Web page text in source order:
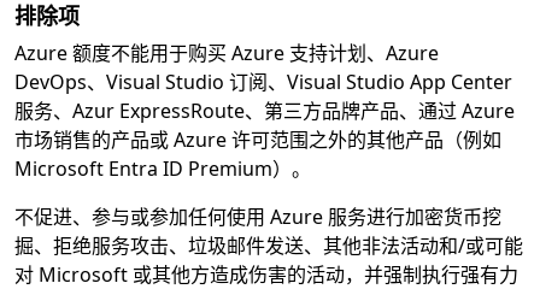
排除项
Azure 额度不能用于购买 Azure 支持计划、Azure
DevOps、Visual Studio 订阅、Visual Studio App Center
服务、Azur ExpressRoute、第三方品牌产品、通过 Azure
市场销售的产品或 Azure 许可范围之外的其他产品（例如
Microsoft Entra ID Premium）。
不促进、参与或参加任何使用 Azure 服务进行加密货币挖
掘、拒绝服务攻击、垃圾邮件发送、其他非法活动和/或可能
对 Microsoft 或其他方造成伤害的活动，并强制执行强有力